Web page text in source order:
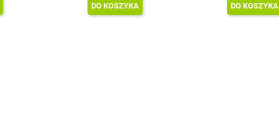
DO KOSZYKA DO KOSZYKA